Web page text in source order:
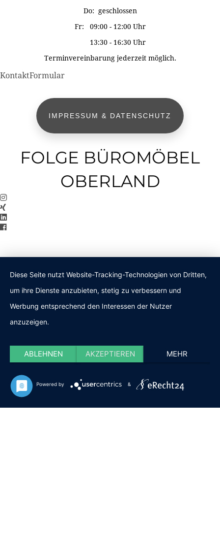
Do: geschlossen
Fr: 09:00 - 12:00 Uhr
13:30 - 16:30 Uhr
Terminvereinbarung jederzeit möglich.
KontaktFormular
IMPRESSUM & DATENSCHUTZ
FOLGE BÜROMÖBEL
OBERLAND
Diese Seite nutzt Website-Tracking-Technologien von Dritten,
um ihre Dienste anzubieten, stetig zu verbessern und
Werbung entsprechend den Interessen der Nutzer
anzuzeigen.
ABLEHNEN AKZEPTIEREN MEHR
Powered by &